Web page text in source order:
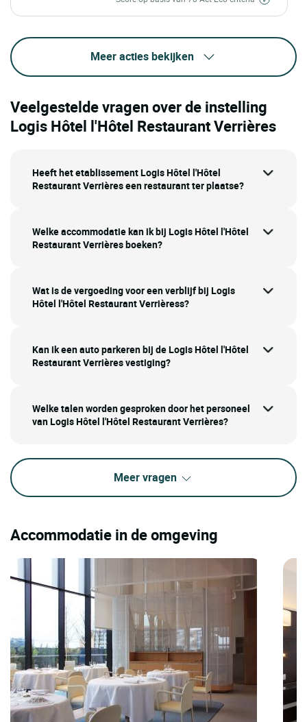
Meer acties bekijken
Veelgestelde vragen over de instelling
Logis Hôtel l'Hôtel Restaurant Verrières
Heeft het etablissement Logis Hôtel l'Hôtel
Restaurant Verrières een restaurant ter plaatse?
Welke accommodatie kan ik bij Logis Hôtel l'Hôtel
Restaurant Verrières boeken?
Wat is de vergoeding voor een verblijf bij Logis
Hôtel l'Hôtel Restaurant Verrièress?
Kan ik een auto parkeren bij de Logis Hôtel l'Hôtel
Restaurant Verrières vestiging?
Welke talen worden gesproken door het personeel
van Logis Hôtel l'Hôtel Restaurant Verrières?
Meer vragen
Accommodatie in de omgeving